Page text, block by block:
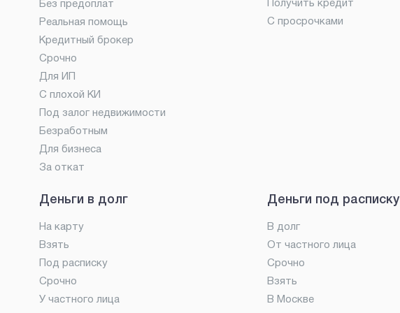
Без предоплат
Реальная помощь
Кредитный брокер
Срочно
Для ИП
С плохой КИ
Под залог недвижимости
Безработным
Для бизнеса
За откат
Получить кредит
С просрочками
Деньги в долг
На карту
Взять
Под расписку
Срочно
У частного лица
Деньги под расписку
В долг
От частного лица
Срочно
Взять
В Москве